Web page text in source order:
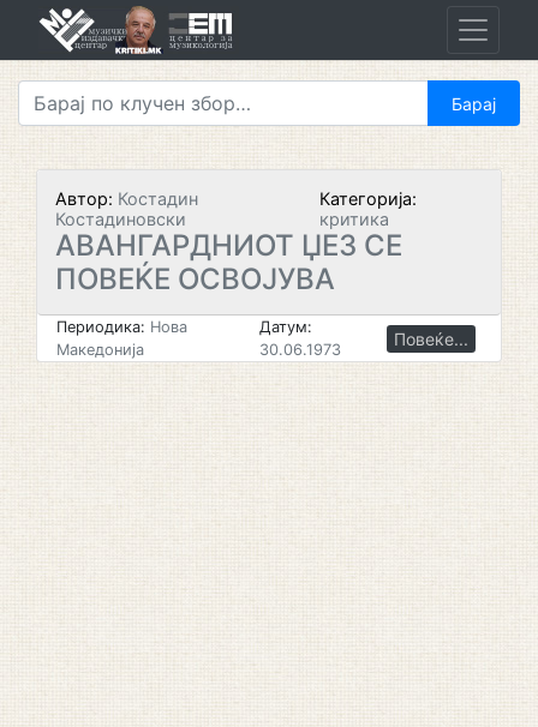
Автор: Костадин
Костадиновски
Категорија:
критика
АВАНГАРДНИОТ ЏЕЗ СЕ
ПОВЕЌЕ ОСВОЈУВА
Периодика: Нова
Македонија
Датум:
30.06.1973
Повеќе...